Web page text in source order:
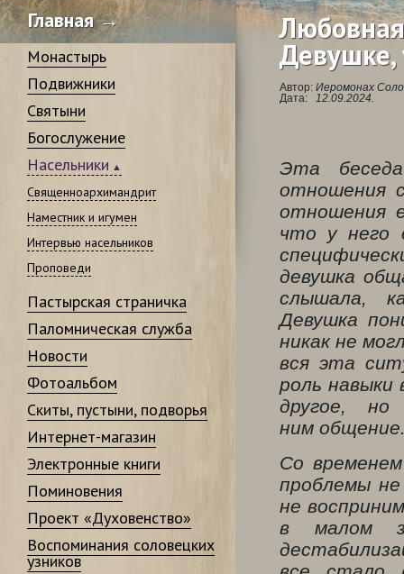
Главная →
Монастырь
Подвижники
Святыни
Богослужение
Насельники
Священноархимандрит
Наместник и игумен
Интервью насельников
Проповеди
Пастырская страничка
Паломническая служба
Новости
Фотоальбом
Скиты, пустыни, подворья
Интернет-магазин
Электронные книги
Поминовения
Проект «Духовенство»
Воспоминания соловецких
узников
Девушке,
Автор: Иеромонах
Дата:
12.09.2024.
Эта
отношения
отношения
что у него
девушка
слышала,
Девушка
никак не
вся эта
роль навыки
другое,
ним
Со
проблемы
не
в малом